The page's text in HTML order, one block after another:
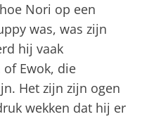
Nori op een
was, was zijn
hij vaak
of Ewok, die
Het zijn zijn ogen
wekken dat hij er